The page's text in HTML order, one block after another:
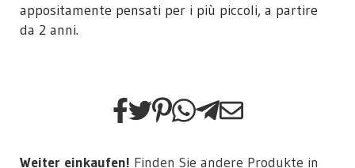
appositamente pensati per i più piccoli, a partire
da 2 anni.
Weiter einkaufen! Finden Sie andere Produkte in